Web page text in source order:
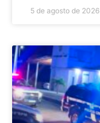
5 de agosto de 2026